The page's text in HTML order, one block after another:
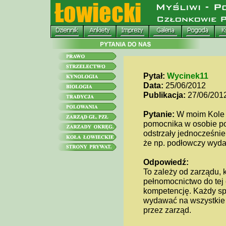
Pytał: Wycinek11
Data: 25/06/2012
Publikacja: 27/06/
Pytanie: W moim
pomocnika w osobie
odstrzały
że np. podłowczy
Odpowiedź:
To zależy od zarządu,
pełnomocnictwo do
kompetencję. Każdy
wydawać na
przez zarząd.